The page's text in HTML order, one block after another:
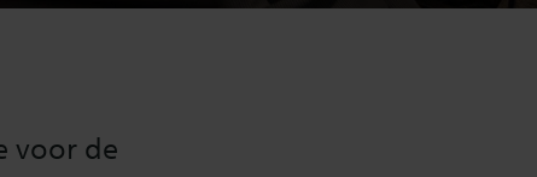
voor de